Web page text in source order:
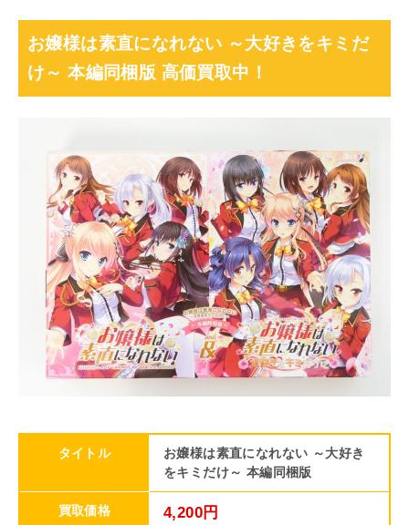
お嬢様は素直になれない ～大好きをキミだ
け～ 本編同梱版 高価買取中！
タイトル
お嬢様は素直になれない ～大好き
をキミだけ～ 本編同梱版
買取価格 4,200円